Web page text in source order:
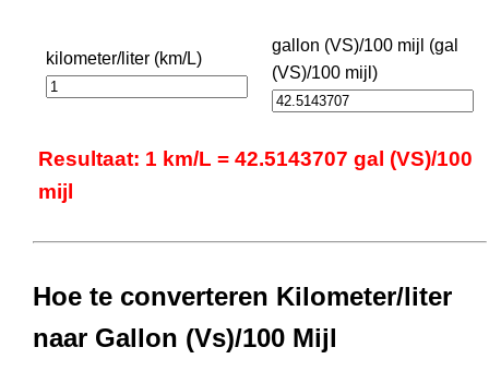
kilometer/liter (km/L)
gallon (VS)/100 mijl (gal
(VS)/100 mijl)
Resultaat: 1 km/L = 42.5143707 gal (VS)/100
mijl
Hoe te converteren Kilometer/liter
naar Gallon (Vs)/100 Mijl